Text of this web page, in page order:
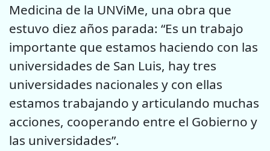
Medicina de la UNViMe, una obra que
estuvo diez años parada: “Es un trabajo
importante que estamos haciendo con las
universidades de San Luis, hay tres
universidades nacionales y con ellas
estamos trabajando y articulando muchas
acciones, cooperando entre el Gobierno y
las universidades”.